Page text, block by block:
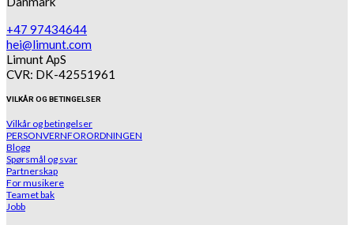
+47 97434644
hei@limunt.com
Limunt ApS
CVR: DK-42551961
VILKÅR OG BETINGELSER
Vilkår og betingelser
PERSONVERNFORORDNINGEN
Blogg
Spørsmål og svar
Partnerskap
For musikere
Teamet bak
Jobb